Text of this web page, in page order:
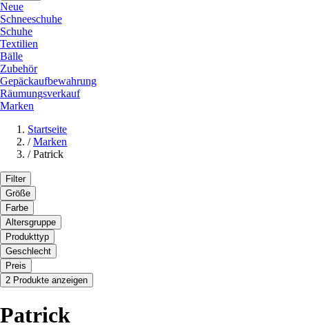
Neue
Schneeschuhe
Schuhe
Textilien
Bälle
Zubehör
Gepäckaufbewahrung
Räumungsverkauf
Marken
Startseite
/ Marken
/ Patrick
Filter
Größe
Farbe
Altersgruppe
Produkttyp
Geschlecht
Preis
2 Produkte anzeigen
Patrick